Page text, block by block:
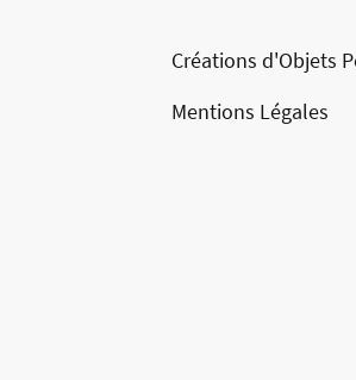
Mentions Légales